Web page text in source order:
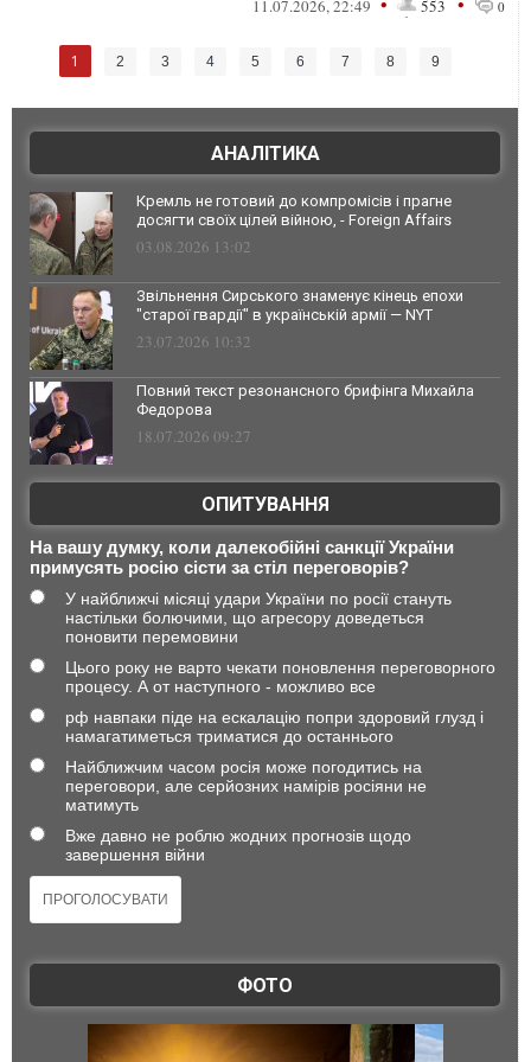
11.07.2026, 22:49 553 0
1 2 3 4 5 6 7 8 9
АНАЛІТИКА
Кремль не готовий до компромісів і прагне
досягти своїх цілей війною, - Foreign Affairs
03.08.2026 13:02
Звільнення Сирського знаменує кінець епохи
"старої гвардії" в українській армії — NYT
23.07.2026 10:32
Повний текст резонансного брифінга Михайла
Федорова
18.07.2026 09:27
ОПИТУВАННЯ
На вашу думку, коли далекобійні санкції України
примусять росію сісти за стіл переговорів?
У найближчі місяці удари України по росії стануть
настільки болючими, що агресору доведеться
поновити перемовини
Цього року не варто чекати поновлення переговорного
процесу. А от наступного - можливо все
рф навпаки піде на ескалацію попри здоровий глузд і
намагатиметься триматися до останнього
Найближчим часом росія може погодитись на
переговори, але серйозних намірів росіяни не
матимуть
Вже давно не роблю жодних прогнозів щодо
завершення війни
ФОТО